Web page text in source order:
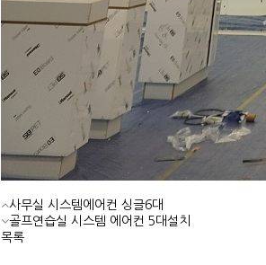
사무실 시스템에어컨 싱글6대
골프연습실 시스템 에어컨 5대설치
목록